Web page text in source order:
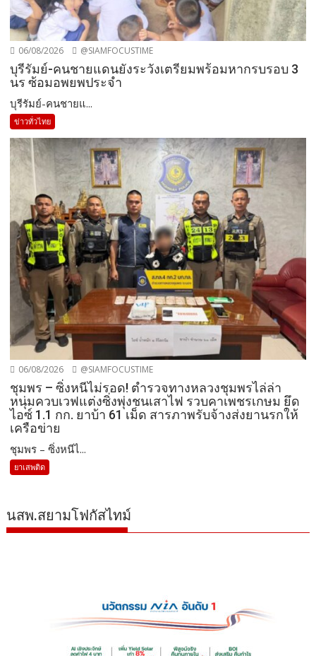
06/08/2026 @SIAMFOCUSTIME
บุรีรัมย์-คนชายแดนยังระวังเตรียมพร้อมหากรบรอบ 3
นร ซ้อมอพยพประจำ
บุรีรัมย์-คนชายแ...
ข่าวทั่วไทย
06/08/2026 @SIAMFOCUSTIME
ชุมพร – ซิ่งหนีไม่รอด! ตำรวจทางหลวงชุมพรไล่ล่า
หนุ่มควบเวฟแต่งซิ่งพุ่งชนเสาไฟ รวบคาเพชรเกษม ยึด
ไอซ์ 1.1 กก. ยาบ้า 61 เม็ด สารภาพรับจ้างส่งยานรกให้
เครือข่าย
ชุมพร – ซิ่งหนีไ...
ยาเสพติด
นสพ.สยามโฟกัสไทม์